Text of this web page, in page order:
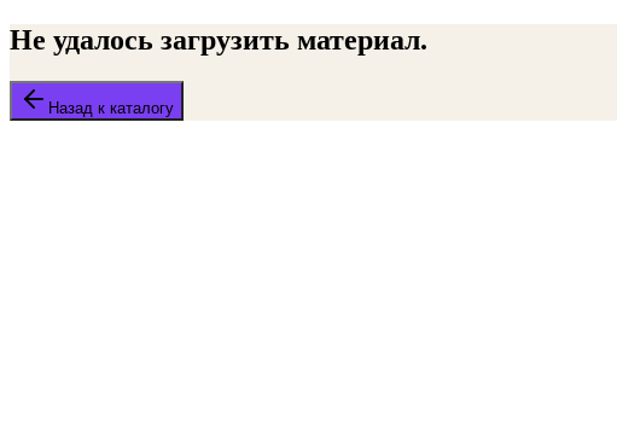
Не удалось загрузить материал.
Назад к каталогу